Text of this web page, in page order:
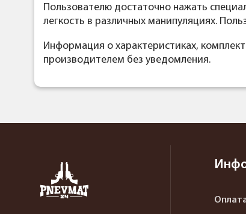
Пользователю достаточно нажать
легкость в различных манипуляциях.
Информация о характеристиках,
производителем без уведомления.